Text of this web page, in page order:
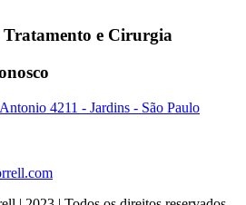
e Cirurgia
4211 - Jardins - São Paulo